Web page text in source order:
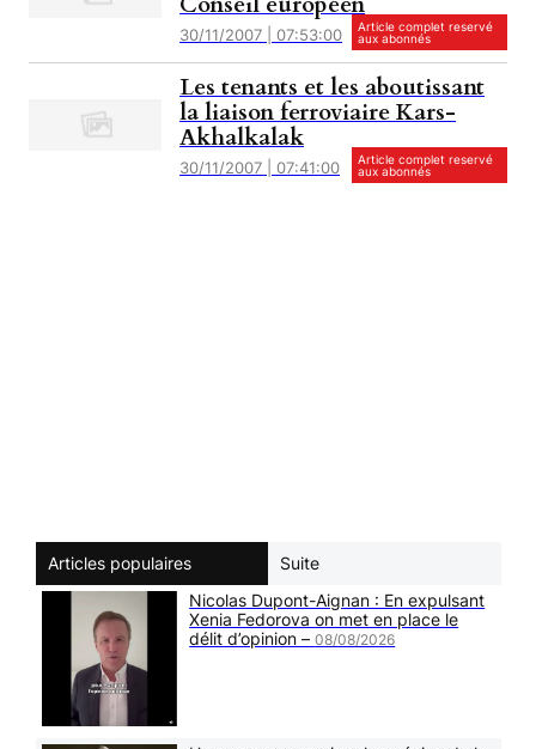
30/11/2007 | 07:53:00
Article complet reservé
aux abonnés
Les tenants et les aboutissant
la liaison ferroviaire Kars-
Akhalkalak
30/11/2007 | 07:41:00
Article complet reservé
aux abonnés
Articles populaires
Suite
Nicolas Dupont-Aignan : En expulsant
Xenia Fedorova on met en place le
délit d’opinion –08/08/2026